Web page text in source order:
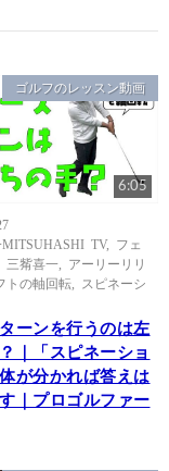
ゴルフのレッスン動画
6:05
MITSUHASHI TV, フェ
三觜喜一
アーリーリリ
トの軸回転
スピネーシ
ーンを行うのは左
｜「スピネーショ
が分かれば答えは
｜プロゴルファー